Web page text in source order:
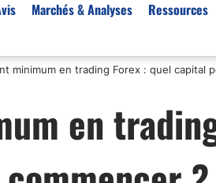
Marchés & Analyses Ressources
minimum en trading Forex : quel capital
en